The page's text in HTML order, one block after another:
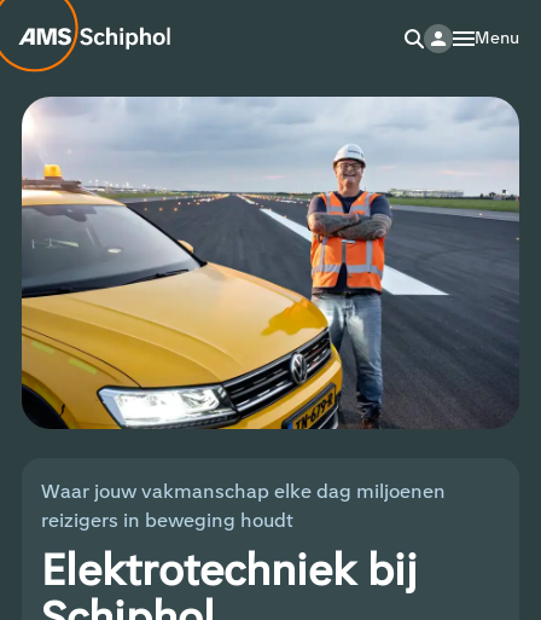
Menu
Elektrotechniek bij
Waar jouw vakmanschap elke dag miljoenen
reizigers in beweging houdt